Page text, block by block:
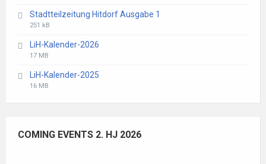
pdf
Stadtteilzeitung Hitdorf Ausgabe 1
File
pdf
File
251 kB
LiH-Kalender-2026
File
pdf
File
17 MB
LiH-Kalender-2025
File
File
16 MB
COMING EVENTS 2. HJ 2026